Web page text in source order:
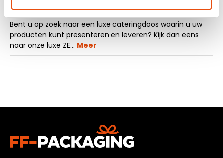
Beschrijving
Bent u op zoek naar een luxe cateringdoos waarin u uw
producten kunt presenteren en leveren? Kijk dan eens
naar onze luxe ZE… Meer